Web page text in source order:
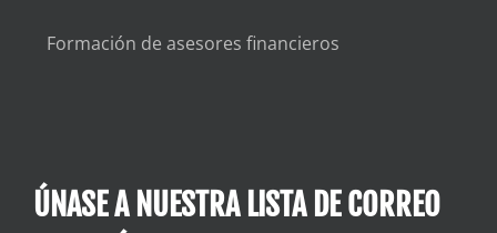
Formación de asesores financieros
ÚNASE A NUESTRA LISTA DE CORREO